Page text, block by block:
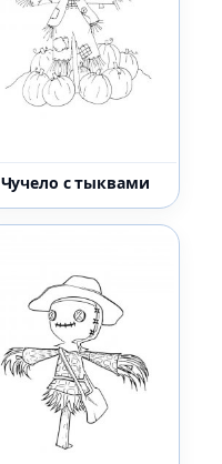
Чучело с тыквами